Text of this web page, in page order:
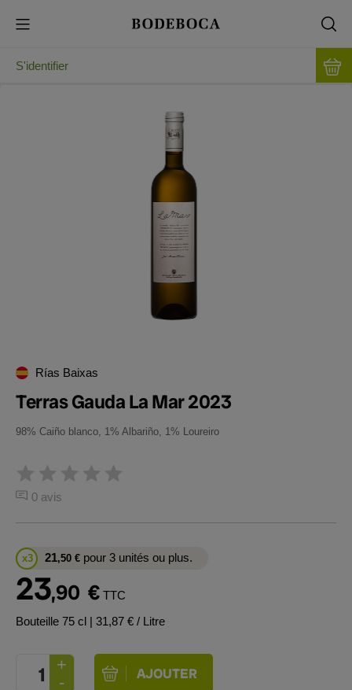
S'identifier
Rías Baixas
Terras Gauda La Mar 2023
98% Caiño blanco, 1% Albariño, 1% Loureiro
0 avis
x3 21,50 € pour 3 unités ou plus.
23,90 € TTC
Bouteille 75 cl | 31,87 € / Litre